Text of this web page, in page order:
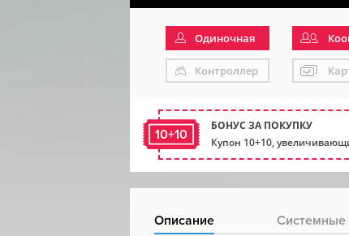
Одиночная
Контроллер
10+10
БОНУС ЗА ПОКУПКУ
Купон 10+10,
Описание Системные